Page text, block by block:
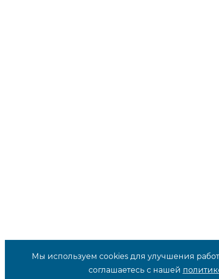
Мы используем cookies для улучшения
соглашаетесь с нашей